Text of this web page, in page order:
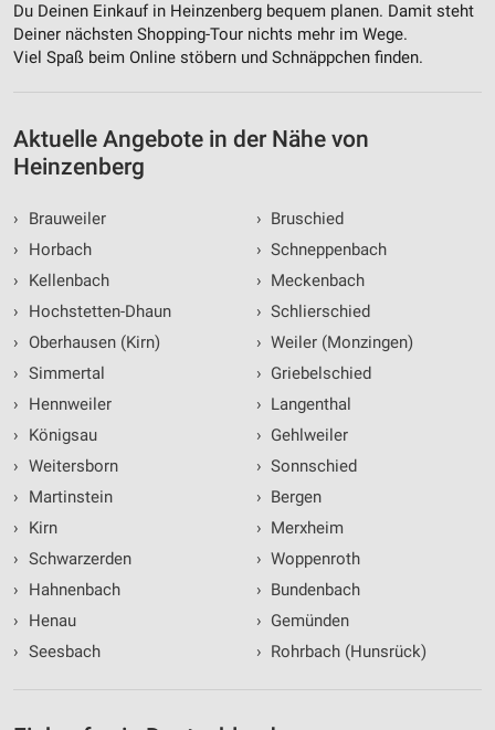
Du Deinen Einkauf in Heinzenberg bequem planen. Damit steht
Deiner nächsten Shopping-Tour nichts mehr im Wege.
Viel Spaß beim Online stöbern und Schnäppchen finden.
Aktuelle Angebote in der Nähe von
Heinzenberg
›
Brauweiler
›
Horbach
›
Kellenbach
›
Hochstetten-Dhaun
›
Oberhausen (Kirn)
› Simmertal
›
Hennweiler
›
Königsau
› Weitersborn
›
Martinstein
›
Kirn
› Schwarzerden
›
Hahnenbach
›
Henau
› Seesbach
› Bruschied
› Schneppenbach
› Meckenbach
› Schlierschied
› Weiler (Monzingen)
› Griebelschied
› Langenthal
› Gehlweiler
› Sonnschied
› Bergen
› Merxheim
› Woppenroth
› Bundenbach
› Gemünden
› Rohrbach (Hunsrück)